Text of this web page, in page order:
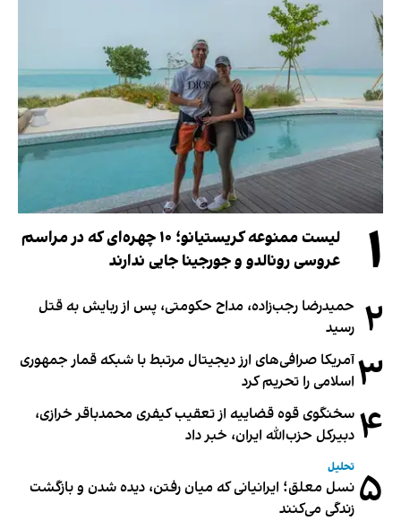
۱
لیست ممنوعه کریستیانو؛ ۱۰ چهره‌ای که در مراسم
عروسی رونالدو و جورجینا جایی ندارند
۲ حمیدرضا رجب‌زاده، مداح حکومتی، پس از ربایش به قتل
رسید
۳آمریکا صرافی‌های ارز دیجیتال مرتبط با شبکه قمار جمهوری
اسلامی را تحریم کرد
۴ سخنگوی قوه قضاییه از تعقیب کیفری محمدباقر خرازی،
دبیر‌کل حزب‌الله ایران، خبر داد
۵ تحلیل
نسل معلق؛ ایرانیانی که میان رفتن، دیده شدن و بازگشت
زندگی می‌کنند